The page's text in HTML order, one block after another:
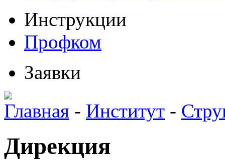
Инструкции
Профком
Заявки
Главная - Институт -
Дирекция